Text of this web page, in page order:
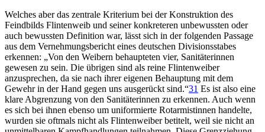
Welches aber das zentrale Kriterium bei der Konstruktion des
Feindbilds Flintenweib und seiner konkreteren unbewussten oder
auch bewussten Definition war, lässt sich in der folgenden Passage
aus dem Vernehmungsbericht eines deutschen Divisionsstabes
erkennen: „Von den Weibern behaupteten vier, Sanitäterinnen
gewesen zu sein. Die übrigen sind als reine Flintenweiber
anzusprechen, da sie nach ihrer eigenen Behauptung mit dem
Gewehr in der Hand gegen uns ausgerückt sind.“31 Es ist also eine
klare Abgrenzung von den Sanitäterinnen zu erkennen. Auch wenn
es sich bei ihnen ebenso um uniformierte Rotarmistinnen handelte,
wurden sie oftmals nicht als Flintenweiber betitelt, weil sie nicht an